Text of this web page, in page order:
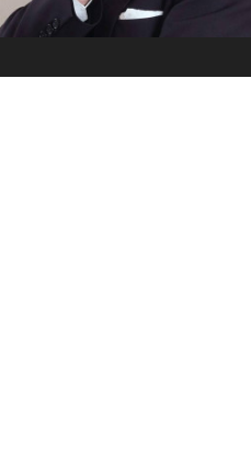
Locarno